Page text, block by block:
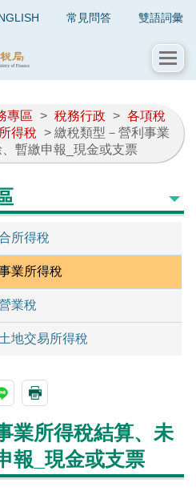
常見問答 雙語詞彙
專區 > 稅務行政 > 各項稅
得稅 > 繳稅類型－營利事業
暫繳申報_現金或支票
所得稅
業所得稅
業稅
地交易所得稅
業所得稅結算、未
報_現金或支票